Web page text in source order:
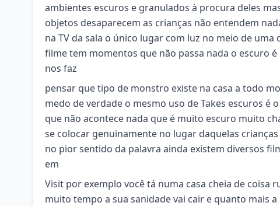
ambientes escuros e granulados à procura deles
objetos desaparecem as crianças não entendem
na TV da sala o único lugar com luz no meio de
filme tem momentos que não passa nada o escuro
nos faz
pensar que tipo de monstro existe na casa a todo
medo de verdade o mesmo uso de Takes escuros
que não acontece nada que é muito escuro muito
se colocar genuinamente no lugar daquelas
no pior sentido da palavra ainda existem diversos
em
Visit por exemplo você tá numa casa cheia de coisa
muito tempo a sua sanidade vai cair e quanto mais